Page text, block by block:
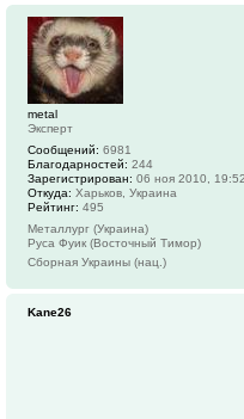
metal
Эксперт
Сообщений: 6981
Благодарностей: 244
Зарегистрирован: 06 ноя 2010, 19:52
Откуда: Харьков, Украина
Рейтинг: 495
Металлург (Украина)
Руса Фуик (Восточный Тимор)
Сборная Украины (нац.)
Kane26